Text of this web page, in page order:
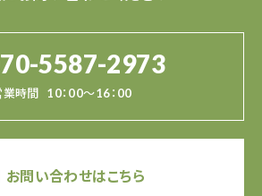
5587-2973
業時間 10：00～16：00
お問い合わせはこちら